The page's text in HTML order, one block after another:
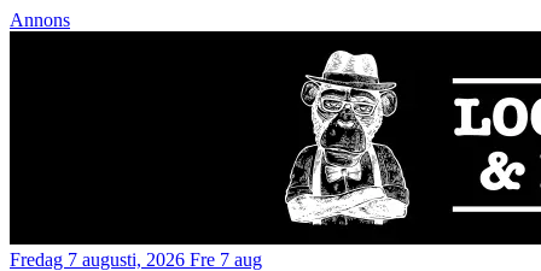
Annons
Fredag 7 augusti, 2026 Fre 7 aug